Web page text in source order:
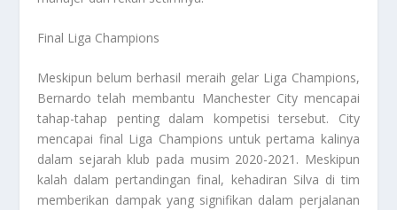
Final Liga Champions
Meskipun belum berhasil meraih gelar Liga Champions,
Bernardo telah membantu Manchester City mencapai
tahap-tahap penting dalam kompetisi tersebut. City
mencapai final Liga Champions untuk pertama kalinya
dalam sejarah klub pada musim 2020-2021. Meskipun
kalah dalam pertandingan final, kehadiran Silva di tim
memberikan dampak yang signifikan dalam perjalanan